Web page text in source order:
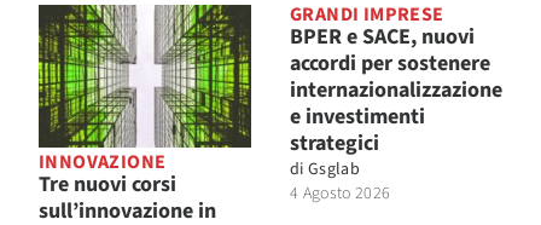
INNOVAZIONE
Tre nuovi corsi
sull’innovazione in
GRANDI IMPRESE
BPER e SACE, nuovi
accordi per sostenere
internazionalizzazione
e investimenti
strategici
di Gsglab
4 Agosto 2026